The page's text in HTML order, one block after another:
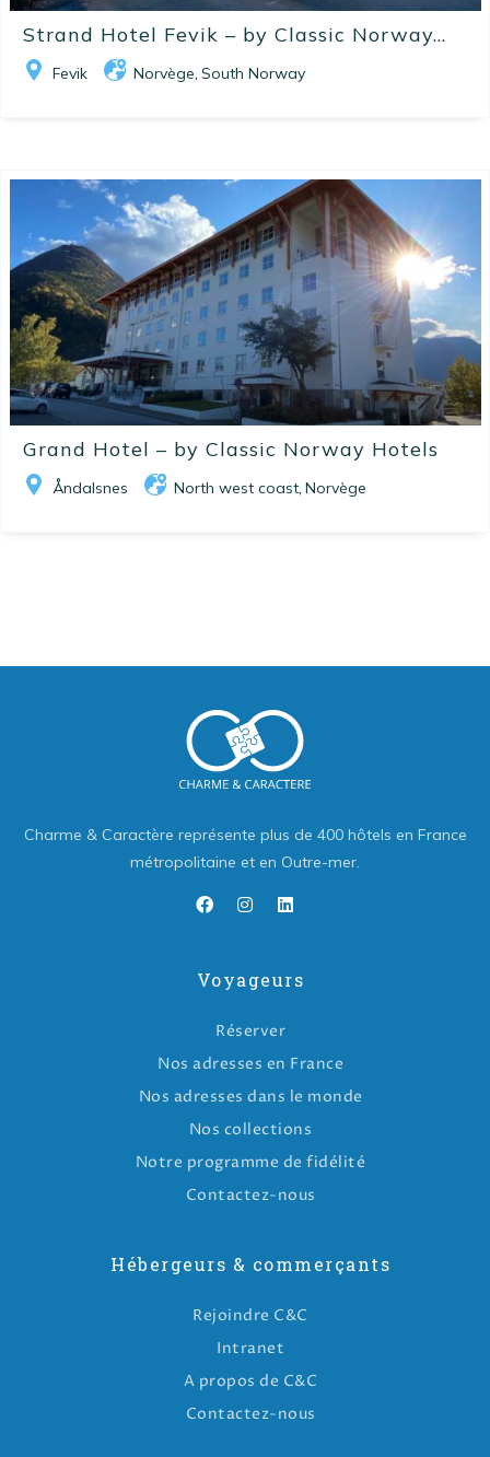
Strand Hotel Fevik – by Classic Norway...
Fevik Norvège, South Norway
Grand Hotel – by Classic Norway Hotels
Åndalsnes North west coast, Norvège
Charme & Caractère représente plus de 400 hôtels en France
métropolitaine et en Outre-mer.
Voyageurs
Réserver
Nos adresses en France
Nos adresses dans le monde
Nos collections
Notre programme de fidélité
Contactez-nous
Hébergeurs & commerçants
Rejoindre C&C
Intranet
A propos de C&C
Contactez-nous